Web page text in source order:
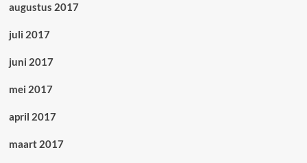
augustus 2017
juli 2017
juni 2017
mei 2017
april 2017
maart 2017